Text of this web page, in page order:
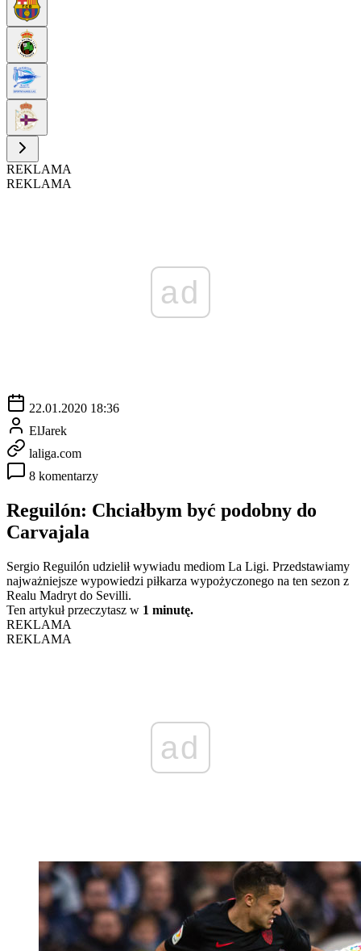
REKLAMA
REKLAMA
ad
22.01.2020 18:36
ElJarek
laliga.com
8 komentarzy
Reguilón: Chciałbym być podobny do
Carvajala
Sergio Reguilón udzielił wywiadu mediom La Ligi. Przedstawiamy
najważniejsze wypowiedzi piłkarza wypożyczonego na ten sezon z
Realu Madryt do Sevilli.
Ten artykuł przeczytasz w 1 minutę.
REKLAMA
REKLAMA
ad